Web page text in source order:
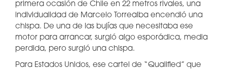
primera ocasión de Chile en 22 metros rivales, una
individualidad de Marcelo Torrealba encendió una
chispa. De una de las bujías que necesitaba ese
motor para arrancar, surgió algo esporádica, media
perdida, pero surgió una chispa.
Para Estados Unidos, ese cartel de “Qualified” que